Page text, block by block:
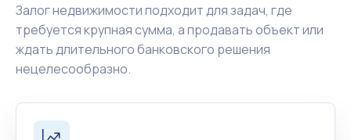
Залог недвижимости подходит для задач, где
требуется крупная сумма, а продавать объект или
ждать длительного банковского решения
нецелесообразно.